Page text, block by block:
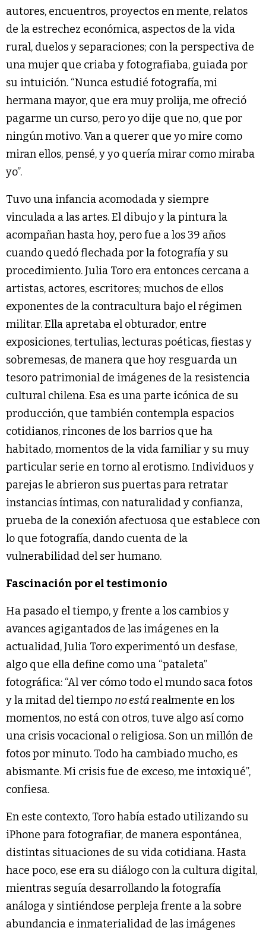
autores, encuentros, proyectos en mente, relatos
de la estrechez económica, aspectos de la vida
rural, duelos y separaciones; con la perspectiva de
una mujer que criaba y fotografiaba, guiada por
su intuición. “Nunca estudié fotografía, mi
hermana mayor, que era muy prolija, me ofreció
pagarme un curso, pero yo dije que no, que por
ningún motivo. Van a querer que yo mire como
miran ellos, pensé, y yo quería mirar como miraba
yo”.
Tuvo una infancia acomodada y siempre
vinculada a las artes. El dibujo y la pintura la
acompañan hasta hoy, pero fue a los 39 años
cuando quedó flechada por la fotografía y su
procedimiento. Julia Toro era entonces cercana a
artistas, actores, escritores; muchos de ellos
exponentes de la contracultura bajo el régimen
militar. Ella apretaba el obturador, entre
exposiciones, tertulias, lecturas poéticas, fiestas y
sobremesas, de manera que hoy resguarda un
tesoro patrimonial de imágenes de la resistencia
cultural chilena. Esa es una parte icónica de su
producción, que también contempla espacios
cotidianos, rincones de los barrios que ha
habitado, momentos de la vida familiar y su muy
particular serie en torno al erotismo. Individuos y
parejas le abrieron sus puertas para retratar
instancias íntimas, con naturalidad y confianza,
prueba de la conexión afectuosa que establece con
lo que fotografía, dando cuenta de la
vulnerabilidad del ser humano.
Fascinación por el testimonio
Ha pasado el tiempo, y frente a los cambios y
avances agigantados de las imágenes en la
actualidad, Julia Toro experimentó un desfase,
algo que ella define como una “pataleta”
fotográfica: “Al ver cómo todo el mundo saca fotos
y la mitad del tiempo no estárealmente en los
momentos, no está con otros, tuve algo así como
una crisis vocacional o religiosa. Son un millón de
fotos por minuto. Todo ha cambiado mucho, es
abismante. Mi crisis fue de exceso, me intoxiqué”,
confiesa.
En este contexto, Toro había estado utilizando su
iPhone para fotografiar, de manera espontánea,
distintas situaciones de su vida cotidiana. Hasta
hace poco, ese era su diálogo con la cultura digital,
mientras seguía desarrollando la fotografía
análoga y sintiéndose perpleja frente a la sobre
abundancia e inmaterialidad de las imágenes